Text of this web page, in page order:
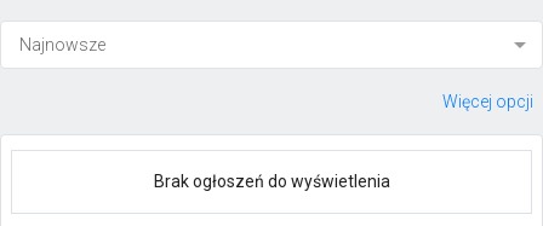
Więcej opcji
Brak ogłoszeń do wyświetlenia